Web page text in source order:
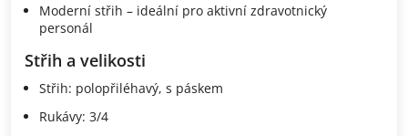
Moderní střih – ideální pro aktivní zdravotnický
personál
Střih a velikosti
Střih: polopřiléhavý, s páskem
Rukávy: 3/4